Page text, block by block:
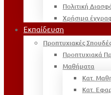
Πολιτική
Χρήσιμα
Εκπαίδευση
Προπτυχιακές
Προπτυχιακά
Μαθήματα
Κατ.
Κατ.